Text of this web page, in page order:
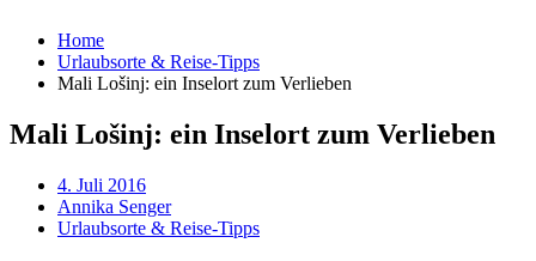
Home
Urlaubsorte & Reise-Tipps
Mali Lošinj: ein Inselort zum Verlieben
Mali Lošinj: ein Inselort zum Verlieben
4. Juli 2016
Annika Senger
Urlaubsorte & Reise-Tipps